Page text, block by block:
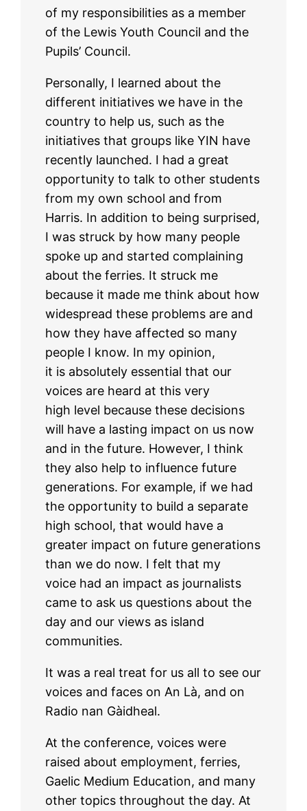
of my responsibilities as a member
of the Lewis Youth Council and the
Pupils’ Council.
Personally, I learned about the
different initiatives we have in the
country to help us, such as the
initiatives that groups like YIN have
recently launched. I had a great
opportunity to talk to other students
from my own school and from
Harris. In addition to being surprised,
I was struck by how many people
spoke up and started complaining
about the ferries. It struck me
because it made me think about how
widespread these problems are and
how they have affected so many
people I know. In my opinion,
it is absolutely essential that our
voices are heard at this very
high level because these decisions
will have a lasting impact on us now
and in the future. However, I think
they also help to influence future
generations. For example, if we had
the opportunity to build a separate
high school, that would have a
greater impact on future generations
than we do now. I felt that my
voice had an impact as journalists
came to ask us questions about the
day and our views as island
communities.
It was a real treat for us all to see our
voices and faces on An Là, and on
Radio nan Gàidheal.
At the conference, voices were
raised about employment, ferries,
Gaelic Medium Education, and many
other topics throughout the day. At